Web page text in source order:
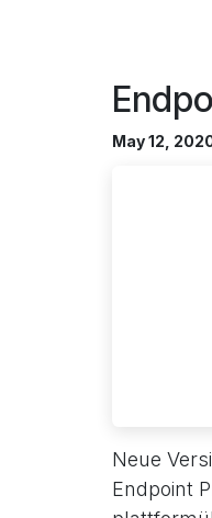
May 12,
Neue
Endpoint